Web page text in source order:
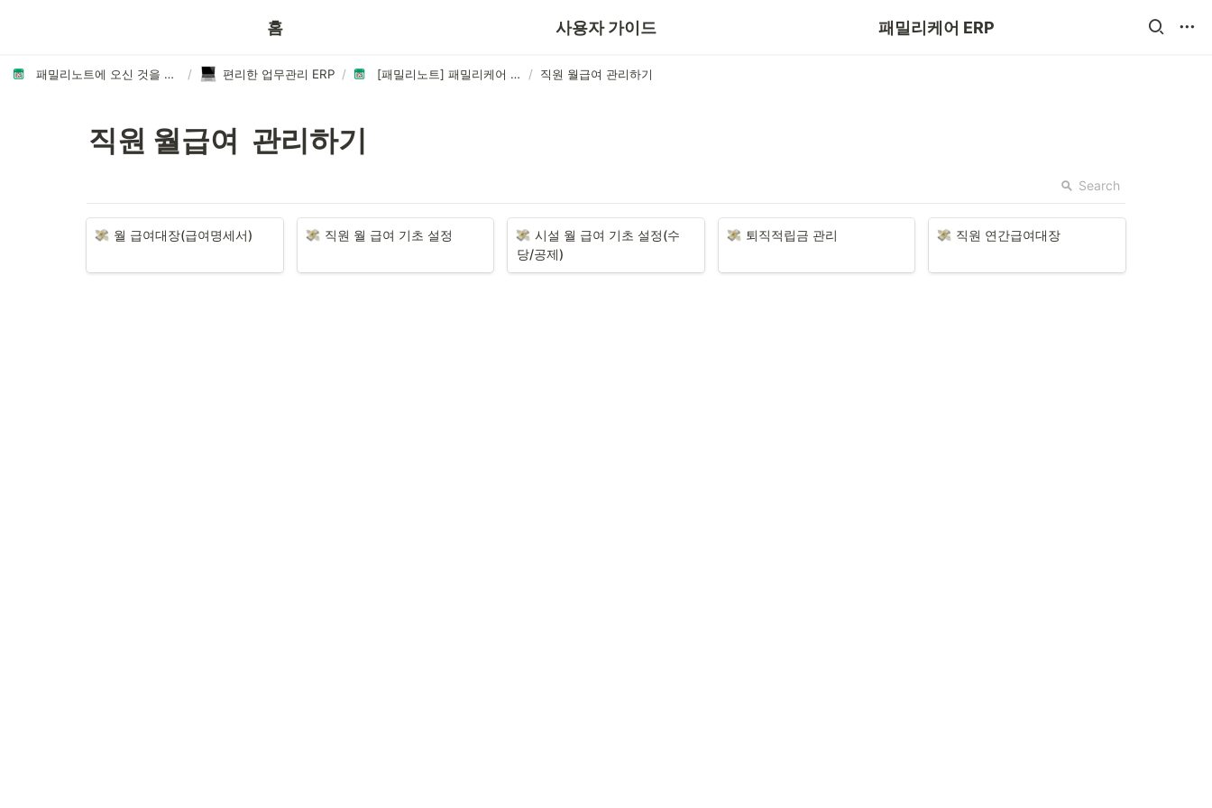
홈 사용자 가이드 패밀리케어 ERP
패밀리노트에 오신 것을 환영합니다👏🏻 / 편리한 업무관리 ERP / [패밀리노트] 패밀리케어 방문요양 ERP / 직원 월급여 관리하기
이용 꿀팁 보호자 주간보호 ERP(Beta)
직원 월급여  관리하기
Search
월 급여대장(급여명세서) 직원 월 급여 기초 설정
시설 월 급여 기초 설정(수
당/공제)
퇴직적립금 관리 직원 연간급여대장